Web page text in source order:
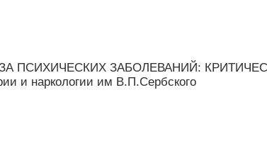
ПСИХИЧЕСКИХ ЗАБОЛЕВАНИЙ:
и наркологии им В.П.Сербского